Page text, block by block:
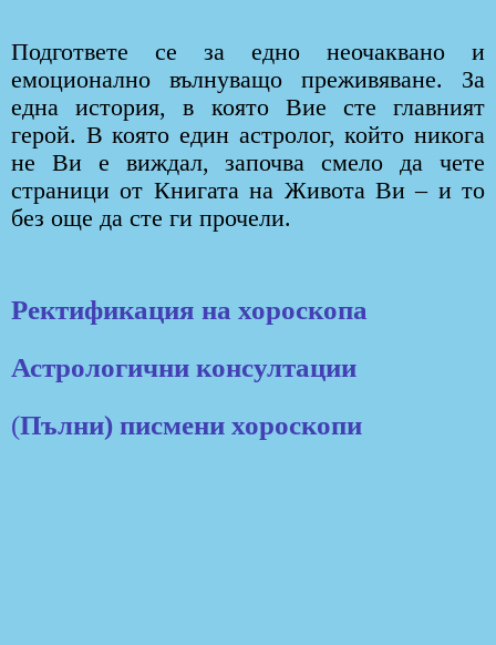
Подгответе се за едно неочаквано и
емоционално вълнуващо преживяване. За
една история, в която Вие сте главният
герой. В която един астролог, който никога
не Ви е виждал, започва смело да чете
страници от Книгата на Живота Ви – и то
без още да сте ги прочели.
Ректификация на хороскопа
Астрологични консултации
(Пълни) писмени хороскопи